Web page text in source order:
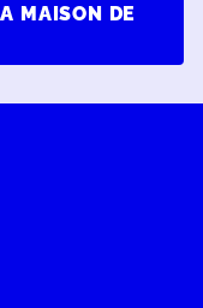
MAISON DE